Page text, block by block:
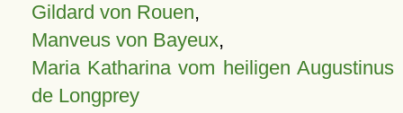
Gildard von Rouen,
Manveus von Bayeux,
Maria Katharina vom heiligen Augustinus
de Longprey